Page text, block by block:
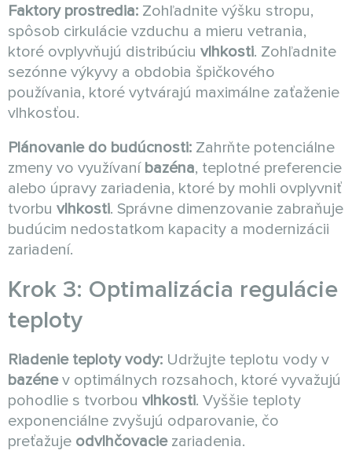
Faktory prostredia: Zohľadnite výšku stropu,
spôsob cirkulácie vzduchu a mieru vetrania,
ktoré ovplyvňujú distribúciu vlhkosti. Zohľadnite
sezónne výkyvy a obdobia špičkového
používania, ktoré vytvárajú maximálne zaťaženie
vlhkosťou.
Plánovanie do budúcnosti: Zahrňte potenciálne
zmeny vo využívaní bazéna, teplotné preferencie
alebo úpravy zariadenia, ktoré by mohli ovplyvniť
tvorbu vlhkosti. Správne dimenzovanie zabraňuje
budúcim nedostatkom kapacity a modernizácii
zariadení.
Krok 3: Optimalizácia regulácie
teploty
Riadenie teploty vody: Udržujte teplotu vody v
bazénev optimálnych rozsahoch, ktoré vyvažujú
pohodlie s tvorbou vlhkosti. Vyššie teploty
exponenciálne zvyšujú odparovanie, čo
preťažuje odvlhčovaciezariadenia.